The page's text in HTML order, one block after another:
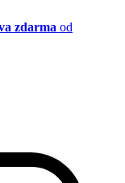
zdarma od